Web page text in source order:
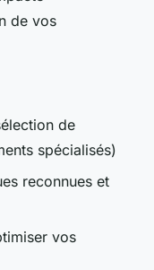
de vos
de
spécialisés)
reconnues et
vos